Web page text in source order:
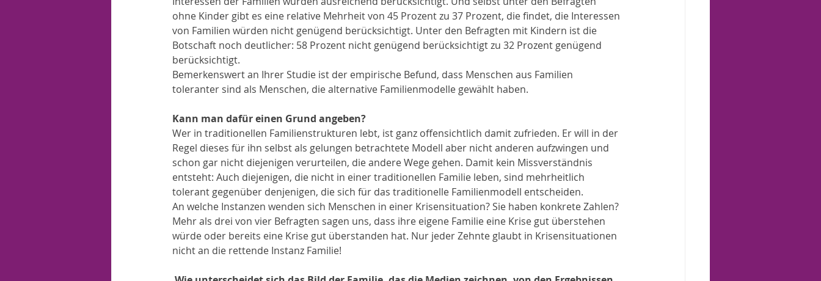
ohne Kinder gibt es eine relative Mehrheit von 45 Prozent zu 37 Prozent, die findet, die Interessen
von Familien würden nicht genügend berücksichtigt. Unter den Befragten mit Kindern ist die
Botschaft noch deutlicher: 58 Prozent nicht genügend berücksichtigt zu 32 Prozent genügend
berücksichtigt.
Bemerkenswert an Ihrer Studie ist der empirische Befund, dass Menschen aus Familien
toleranter sind als Menschen, die alternative Familienmodelle gewählt haben.
Kann man dafür einen Grund angeben?
Wer in traditionellen Familienstrukturen lebt, ist ganz offensichtlich damit zufrieden. Er will in der
Regel dieses für ihn selbst als gelungen betrachtete Modell aber nicht anderen aufzwingen und
schon gar nicht diejenigen verurteilen, die andere Wege gehen. Damit kein Missverständnis
entsteht: Auch diejenigen, die nicht in einer traditionellen Familie leben, sind mehrheitlich
tolerant gegenüber denjenigen, die sich für das traditionelle Familienmodell entscheiden.
An welche Instanzen wenden sich Menschen in einer Krisensituation? Sie haben konkrete Zahlen?
Mehr als drei von vier Befragten sagen uns, dass ihre eigene Familie eine Krise gut überstehen
würde oder bereits eine Krise gut überstanden hat. Nur jeder Zehnte glaubt in Krisensituationen
nicht an die rettende Instanz Familie!